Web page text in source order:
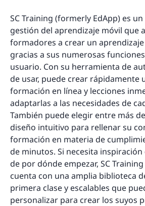
SC Training (formerly EdApp) es
gestión del aprendizaje móvil que
formadores a crear un
gracias a sus numerosas
usuario. Con su herramienta de
de usar, puede crear rápidamente
formación en línea y lecciones
adaptarlas a las necesidades de
También puede elegir entre más
diseño intuitivo para rellenar su
formación en materia de
de minutos. Si necesita
de por dónde empezar, SC
cuenta con una amplia biblioteca
primera clase y escalables que
personalizar para crear los suyos